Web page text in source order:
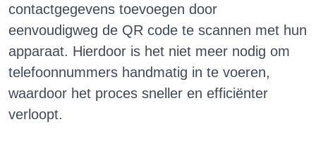
contactgegevens toevoegen door
eenvoudigweg de QR code te scannen met hun
apparaat. Hierdoor is het niet meer nodig om
telefoonnummers handmatig in te voeren,
waardoor het proces sneller en efficiënter
verloopt.